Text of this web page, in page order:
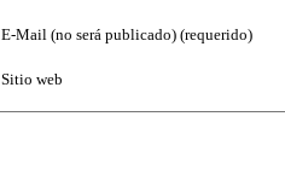
E-Mail (no será publicado) (requerido)
Sitio web